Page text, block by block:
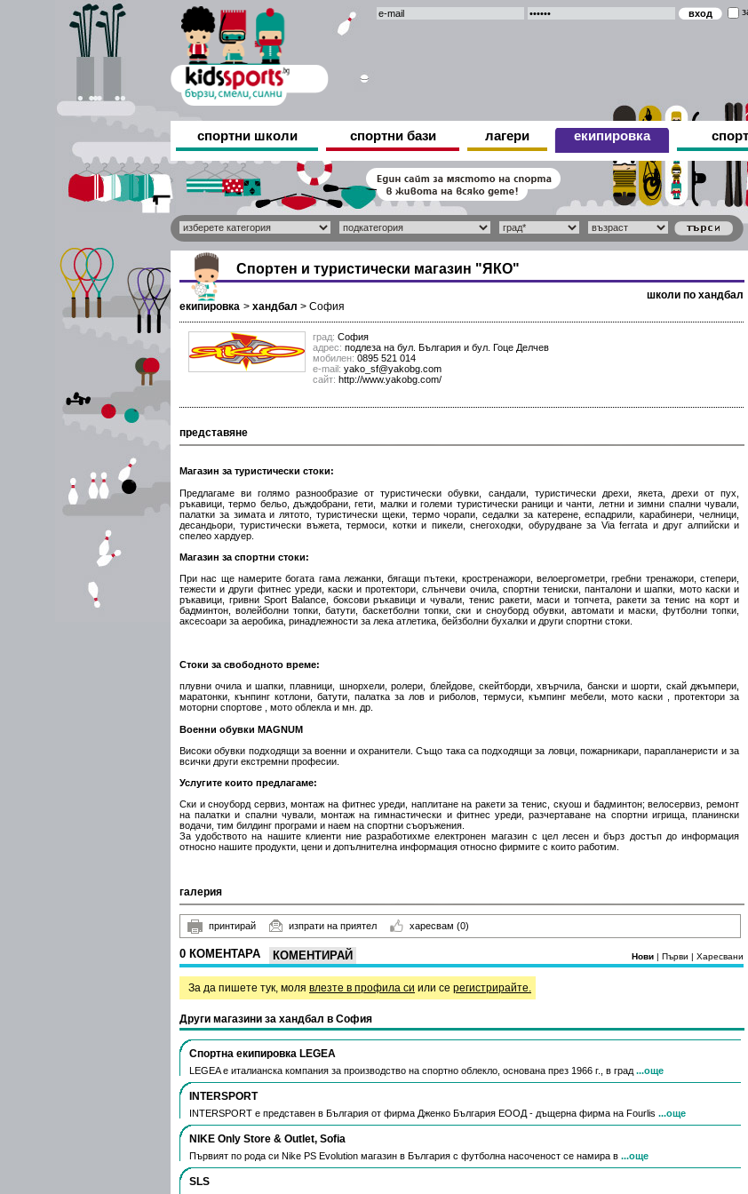
спортни школи спортни бази лагери екипировка
Спортен и туристически магазин "ЯКО"
екипировка > хандбал > София
школи по хандбал
град: София
адрес: подлеза на бул. България и бул. Гоце Делчев
мобилен: 0895 521 014
е-mail: yako_sf@yakobg.com
сайт: http://www.yakobg.com/
представяне
Магазин за туристически стоки:
Предлагаме ви голямо разнообразие от туристически обувки, сандали, туристически дрехи, якета, дрехи от пух,
ръкавици, термо бельо, дъждобрани, гети, малки и големи туристически раници и чанти, летни и зимни спални чували,
палатки за зимата и лятото, туристически щеки, термо чорапи, седалки за катерене, еспадрили, карабинери, челници,
десандьори, туристически въжета, термоси, котки и пикели, снегоходки, обурудване за Via ferrata и друг алпийски и
спелео хардуер.
Магазин за спортни стоки:
При нас ще намерите богата гама лежанки, бягащи пътеки, кростренажори, велоергометри, гребни тренажори, степери,
тежести и други фитнес уреди, каски и протектори, слънчеви очила, спортни тениски, панталони и шапки, мото каски и
ръкавици, гривни Sport Balance, боксови ръкавици и чували, тенис ракети, маси и топчета, ракети за тенис на корт и
бадминтон, волейболни топки, батути, баскетболни топки, ски и сноуборд обувки, автомати и маски, футболни топки,
аксесоари за аеробика, ринадлежности за лека атлетика, бейзболни бухалки и други спортни стоки.
Стоки за свободното време:
плувни очила и шапки, плавници, шнорхели, ролери, блейдове, скейтборди, хвърчила, бански и шорти, скай джъмпери,
маратонки, кънпинг котлони, батути, палатка за лов и риболов, термуси, къмпинг мебели, мото каски , протектори за
моторни спортове , мото облекла и мн. др.
Военни обувки MAGNUM
Високи обувки подходящи за военни и охранители. Също така са подходящи за ловци, пожарникари, парапланеристи и за
всички други екстремни професии.
Услугите които предлагаме:
Ски и сноуборд сервиз, монтаж на фитнес уреди, наплитане на ракети за тенис, скуош и бадминтон; велосервиз, ремонт
на палатки и спални чували, монтаж на гимнастически и фитнес уреди, разчертаване на спортни игрища, планински
водачи, тим билдинг програми и наем на спортни съоръжения.
За удобството на нашите клиенти ние разработихме електронен магазин с цел лесен и бърз достъп до информация
относно нашите продукти, цени и допълнителна информация относно фирмите с които работим.
галерия
принтирай изпрати на приятел харесвам (0)
0 КОМЕНТАРА КОМЕНТИРАЙ Нови | Първи | Харесвани
За да пишете тук, моля влезте в профила си или се регистрирайте.
Други магазини за хандбал в София
Спортна екипировка LEGEA
LEGEA е италианска компания за производство на спортно облекло, основана през 1966 г., в град ...още
INTERSPORT
INTERSPORT е представен в България от фирма Дженко България ЕООД - дъщерна фирма на Fourlis ...още
NIKE Only Store & Outlet, Sofia
Първият по рода си Nike PS Evolution магазин в България с футболна насоченост се намира в ...още
SLS